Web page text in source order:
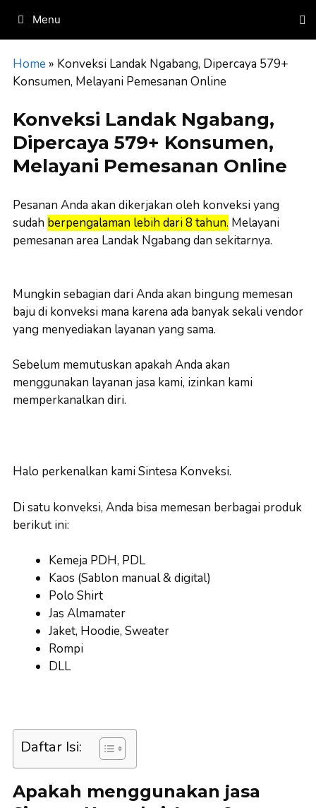
content
Menu
Home » Konveksi Landak Ngabang, Dipercaya 579+
Konsumen, Melayani Pemesanan Online
Konveksi Landak Ngabang,
Dipercaya 579+ Konsumen,
Melayani Pemesanan Online
Pesanan Anda akan dikerjakan oleh konveksi yang
sudah berpengalaman lebih dari 8 tahun. Melayani
pemesanan area Landak Ngabang dan sekitarnya.
Mungkin sebagian dari Anda akan bingung memesan
baju di konveksi mana karena ada banyak sekali vendor
yang menyediakan layanan yang sama.
Sebelum memutuskan apakah Anda akan
menggunakan layanan jasa kami, izinkan kami
memperkanalkan diri.
Halo perkenalkan kami Sintesa Konveksi.
Di satu konveksi, Anda bisa memesan berbagai produk
berikut ini:
Kemeja PDH, PDL
Kaos (Sablon manual & digital)
Polo Shirt
Jas Almamater
Jaket, Hoodie, Sweater
Rompi
DLL
Daftar Isi:
Apakah menggunakan jasa